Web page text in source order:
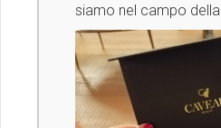
siamo nel campo della